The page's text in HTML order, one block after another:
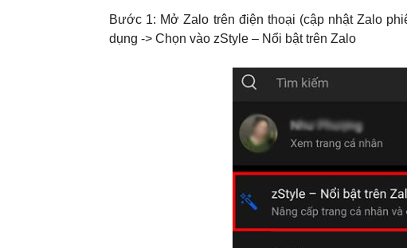
Bước 1: Mở Zalo trên điện thoại (cập nhật Zalo
dụng -> Chọn vào zStyle – Nổi bật trên Zalo